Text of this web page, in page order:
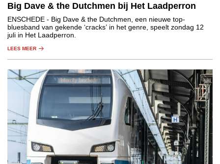
Big Dave & the Dutchmen bij Het Laadperron
ENSCHEDE - Big Dave & the Dutchmen, een nieuwe top-
bluesband van gekende ‘cracks’ in het genre, speelt zondag 12
juli in Het Laadperron.
LEES MEER